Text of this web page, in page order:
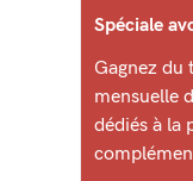
Spéciale
Gagnez du
mensuelle
dédiés à la